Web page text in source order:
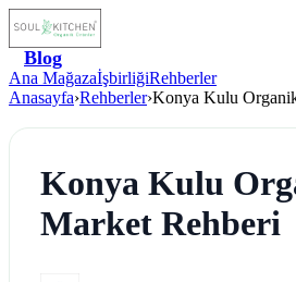
Blog
Ana MağazaİşbirliğiRehberler
Anasayfa›Rehberler›Konya Kulu
Konya Kulu
Market Rehberi